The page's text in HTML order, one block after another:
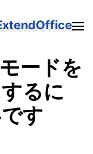
ードを
るに
す